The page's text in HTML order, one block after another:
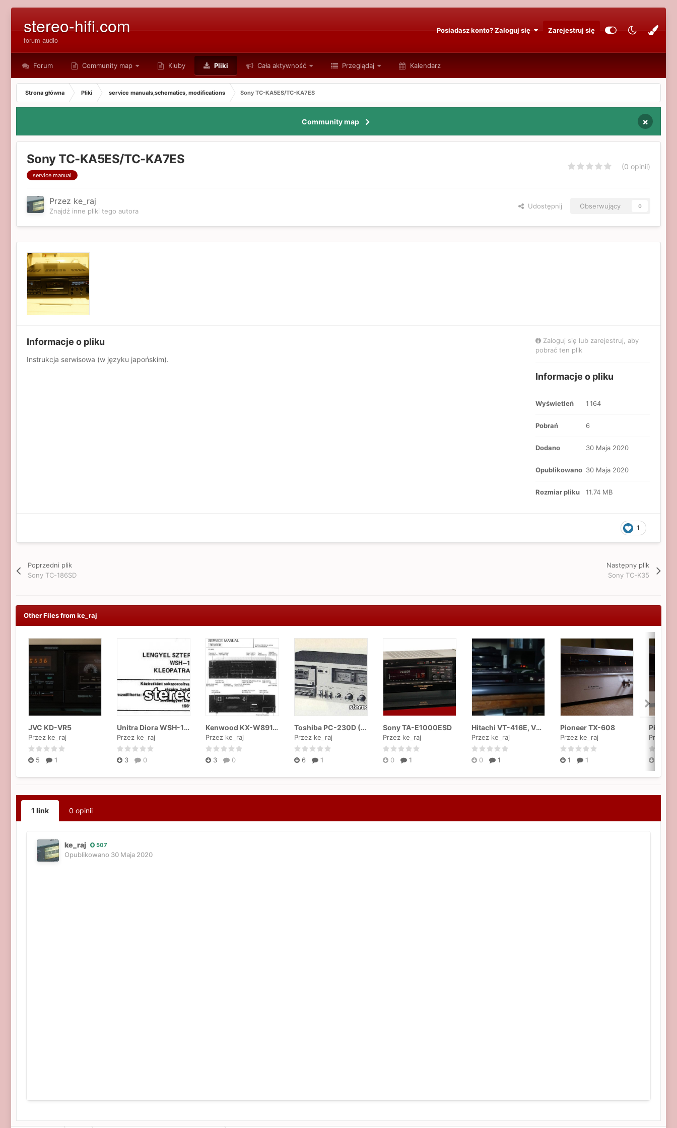
stereo-hifi.com
forum audio
Posiadasz konto? Zaloguj się Zarejestruj się
Forum Community map Kluby Pliki Cała aktywność Przeglądaj Kalendarz
Strona główna Pliki service manuals,schematics, modifications Sony TC-KA5ES/TC-KA7ES
Community map ×
Sony TC-KA5ES/TC-KA7ES
service manual
(0 opinii)
Przez ke_raj
Znajdź inne pliki tego autora
Udostępnij Obserwujący 0
Informacje o pliku
Instrukcja serwisowa (w języku japońskim).
Zaloguj się lub zarejestruj, aby
pobrać ten plik
Informacje o pliku
Wyświetleń 1 164
Pobrań 6
Dodano 30 Maja 2020
Opublikowano 30 Maja 2020
Rozmiar pliku 11.74 MB
1
Poprzedni plik
Sony TC-186SD
Następny plik
Sony TC-K35
Other Files from ke_raj
JVC KD-VR5
Przez ke_raj
5 1
Unitra Diora WSH-110, WSH-111, WSH-402 "Kleopatra 2"
Przez ke_raj
3 0
Kenwood KX-W891, KX-W6030
Przez ke_raj
3 0
Toshiba PC-230D (PC-335)
Przez ke_raj
6 1
Sony TA-E1000ESD
Przez ke_raj
0 1
Hitachi VT-416E, VT-400E, VT-410E
Przez ke_raj
0 1
Pioneer TX-608
Przez ke_raj
1 1
Przez
0
1 link 0 opinii
ke_raj 507
Opublikowano 30 Maja 2020